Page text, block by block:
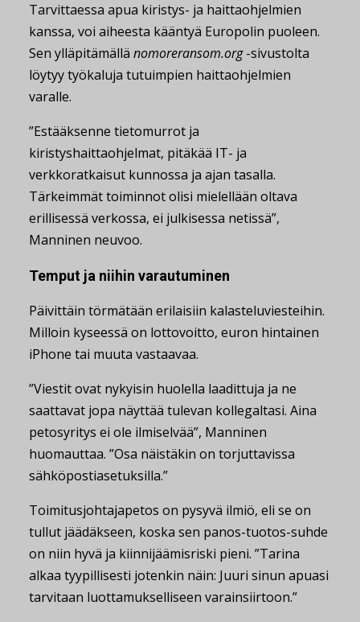
Tarvittaessa apua kiristys- ja haittaohjelmien
kanssa, voi aiheesta kääntyä Europolin puoleen.
Sen ylläpitämällä nomoreransom.org-sivustolta
löytyy työkaluja tutuimpien haittaohjelmien
varalle.
”Estääksenne tietomurrot ja
kiristyshaittaohjelmat, pitäkää IT- ja
verkkoratkaisut kunnossa ja ajan tasalla.
Tärkeimmät toiminnot olisi mielellään oltava
erillisessä verkossa, ei julkisessa netissä”,
Manninen neuvoo.
Temput ja niihin varautuminen
Päivittäin törmätään erilaisiin kalasteluviesteihin.
Milloin kyseessä on lottovoitto, euron hintainen
iPhone tai muuta vastaavaa.
”Viestit ovat nykyisin huolella laadittuja ja ne
saattavat jopa näyttää tulevan kollegaltasi. Aina
petosyritys ei ole ilmiselvää”, Manninen
huomauttaa. ”Osa näistäkin on torjuttavissa
sähköpostiasetuksilla.”
Toimitusjohtajapetos on pysyvä ilmiö, eli se on
tullut jäädäkseen, koska sen panos-tuotos-suhde
on niin hyvä ja kiinnijäämisriski pieni. ”Tarina
alkaa tyypillisesti jotenkin näin: Juuri sinun apuasi
tarvitaan luottamukselliseen varainsiirtoon.”